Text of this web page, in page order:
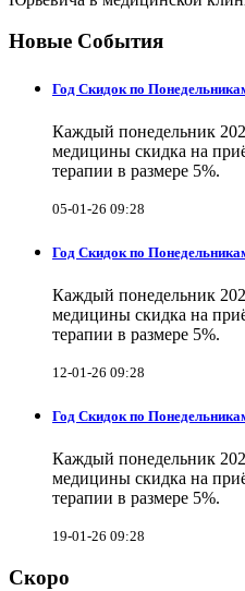
Новые События
Год Скидок по
Каждый понедельник
медицины скидка на
терапии в размере 5%.
05-01-26 09:28
Год Скидок по
Каждый понедельник
медицины скидка на
терапии в размере 5%.
12-01-26 09:28
Год Скидок по
Каждый понедельник
медицины скидка на
терапии в размере 5%.
19-01-26 09:28
Скоро